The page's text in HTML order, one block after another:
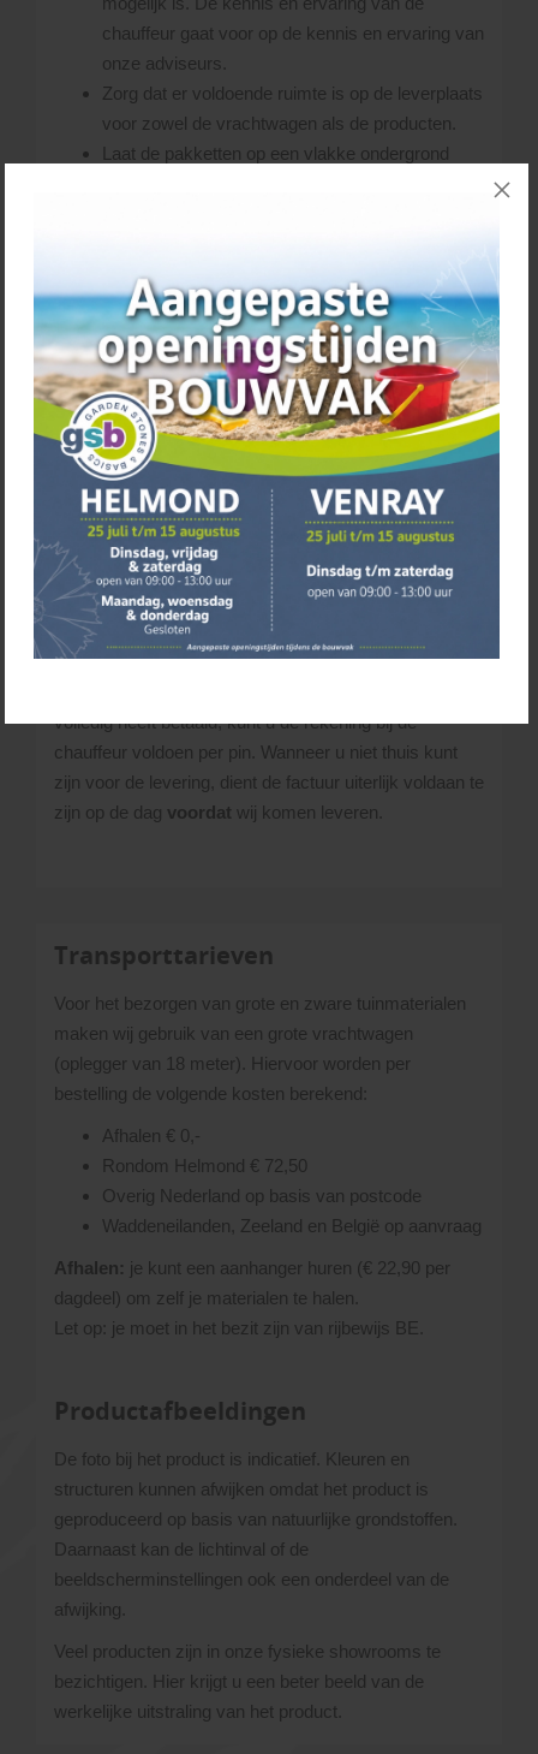
chauffeur gaat voor op de kennis en ervaring van
onze adviseurs.
Zorg dat er voldoende ruimte is op de leverplaats
voor zowel de vrachtwagen als de producten.
Laat de pakketten op een vlakke ondergrond
direct contact met ons op. Bij onvolkomenheden
aan het product geldt namelijk; verwerken is
accepteren.
Tijdig bestellen
Zorg dat de materialen geruime tijd van tevoren worden
geleverd, zodat je kunt controleren op eventuele
transportschades en die tijdig kunt melden. Mocht er
namelijk schade zijn ontstaan, dan hebben we nu nog
tijd om e.e.a. op te lossen, zodat de verwerker niet
vastloopt in de planning.
Betaling
volledig heeft betaald, kunt u de rekening bij de
chauffeur voldoen per pin. Wanneer u niet thuis kunt
zijn voor de levering, dient de factuur uiterlijk voldaan te
zijn op de dag voordat wij komen leveren.
Transporttarieven
Voor het bezorgen van grote en zware tuinmaterialen
maken wij gebruik van een grote vrachtwagen
(oplegger van 18 meter). Hiervoor worden per
bestelling de volgende kosten berekend:
Afhalen € 0,-
Rondom Helmond € 72,50
Overig Nederland op basis van postcode
Waddeneilanden, Zeeland en België op aanvraag
Afhalen: je kunt een aanhanger huren (€ 22,90 per
dagdeel) om zelf je materialen te halen.
Let op: je moet in het bezit zijn van rijbewijs BE.
Productafbeeldingen
De foto bij het product is indicatief. Kleuren en
structuren kunnen afwijken omdat het product is
geproduceerd op basis van natuurlijke grondstoffen.
Daarnaast kan de lichtinval of de
beeldscherminstellingen ook een onderdeel van de
afwijking.
Veel producten zijn in onze fysieke showrooms te
bezichtigen. Hier krijgt u een beter beeld van de
werkelijke uitstraling van het product.